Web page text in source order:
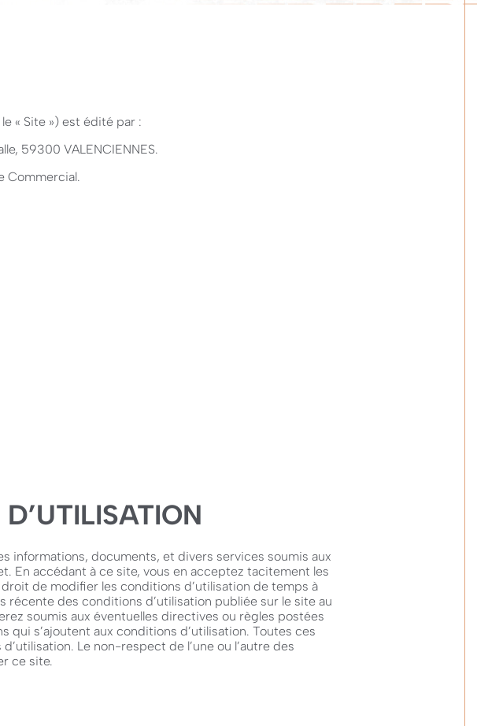
« Site ») est édité par :
59300 VALENCIENNES.
Commercial.
informations, documents, et divers services soumis aux
En accédant à ce site, vous en acceptez tacitement les
de modifier les conditions d’utilisation de temps à
récente des conditions d’utilisation publiée sur le site au
soumis aux éventuelles directives ou règles postées
s’ajoutent aux conditions d’utilisation. Toutes ces
Le non-respect de l’une ou l’autre des
ce site.